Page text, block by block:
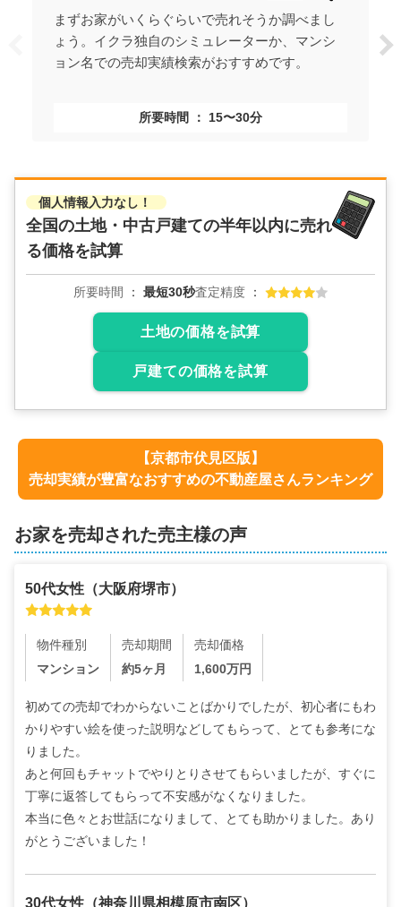
まずお家がいくらぐらいで売れそうか調べまし
ょう。イクラ独自のシミュレーターか、マンシ
ョン名での売却実績検索がおすすめです。
所要時間 15〜30分
個人情報入力なし！
全国の土地・中古戸建ての半年以内に売れ
る価格を試算
所要時間 最短30秒査定精度
土地の価格を試算
戸建ての価格を試算
【京都市伏見区版】
売却実績が豊富なおすすめの不動産屋さんランキング
お家を売却された売主様の声
50代女性 （大阪府堺市）
物件種別
マンション
売却期間
約5ヶ月
売却価格
1,600万円
初めての売却でわからないことばかりでしたが、初心者にもわ
かりやすい絵を使った説明などしてもらって、とても参考にな
りました。
あと何回もチャットでやりとりさせてもらいましたが、すぐに
丁寧に返答してもらって不安感がなくなりました。
本当に色々とお世話になりまして、とても助かりました。あり
がとうございました！
30代女性 （神奈川県相模原市南区）